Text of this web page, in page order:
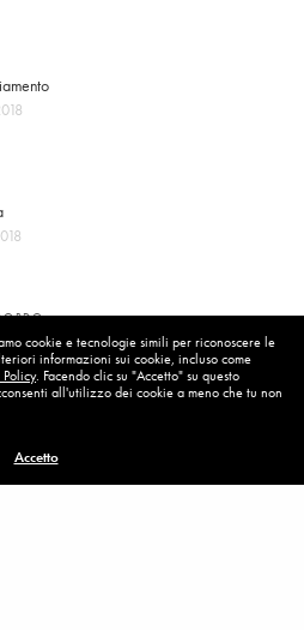
ci vuole coraggio
cookie e tecnologie simili per riconoscere le
informazioni sui cookie, incluso come
. Facendo clic su "Accetto" su questo
all'utilizzo dei cookie a meno che tu non
Accetto